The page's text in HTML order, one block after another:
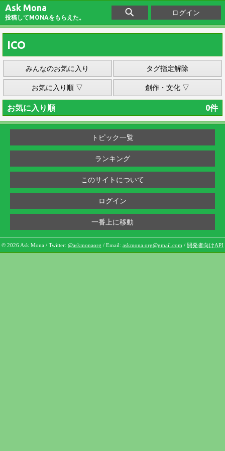
Ask Mona
投稿してMONAをもらえた。
ログイン
ICO
みんなのお気に入り タグ指定解除
お気に入り順 ▽ 創作・文化 ▽
お気に入り順 0件
トピック一覧
ランキング
このサイトについて
ログイン
一番上に移動
© 2026 Ask Mona / Twitter: @askmonaorg / Email: askmona.org@gmail.com / 開発者向けAPI